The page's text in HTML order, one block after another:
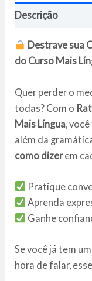
Descrição
Destrave sua
do Curso Mais
Quer perder o
todas? Com o
Mais Língua ,
além da
como dizerem
Pratique
Aprenda
Ganhe
Se você já tem
hora de falar,